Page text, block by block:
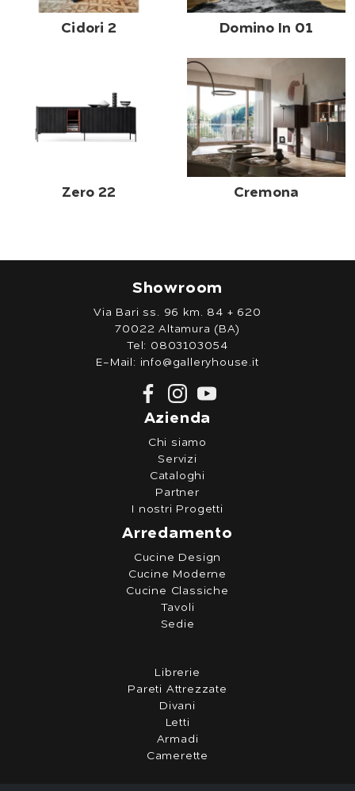
Cidori 2 Domino In 01
Zero 22 Cremona
Showroom
Via Bari ss. 96 km. 84 + 620
70022 Altamura (BA)
Tel: 0803103054
E-Mail: info@galleryhouse.it
Azienda
Chi siamo
Servizi
Cataloghi
Partner
I nostri Progetti
Arredamento
Cucine Design
Cucine Moderne
Cucine Classiche
Tavoli
Sedie
Librerie
Pareti Attrezzate
Divani
Letti
Armadi
Camerette